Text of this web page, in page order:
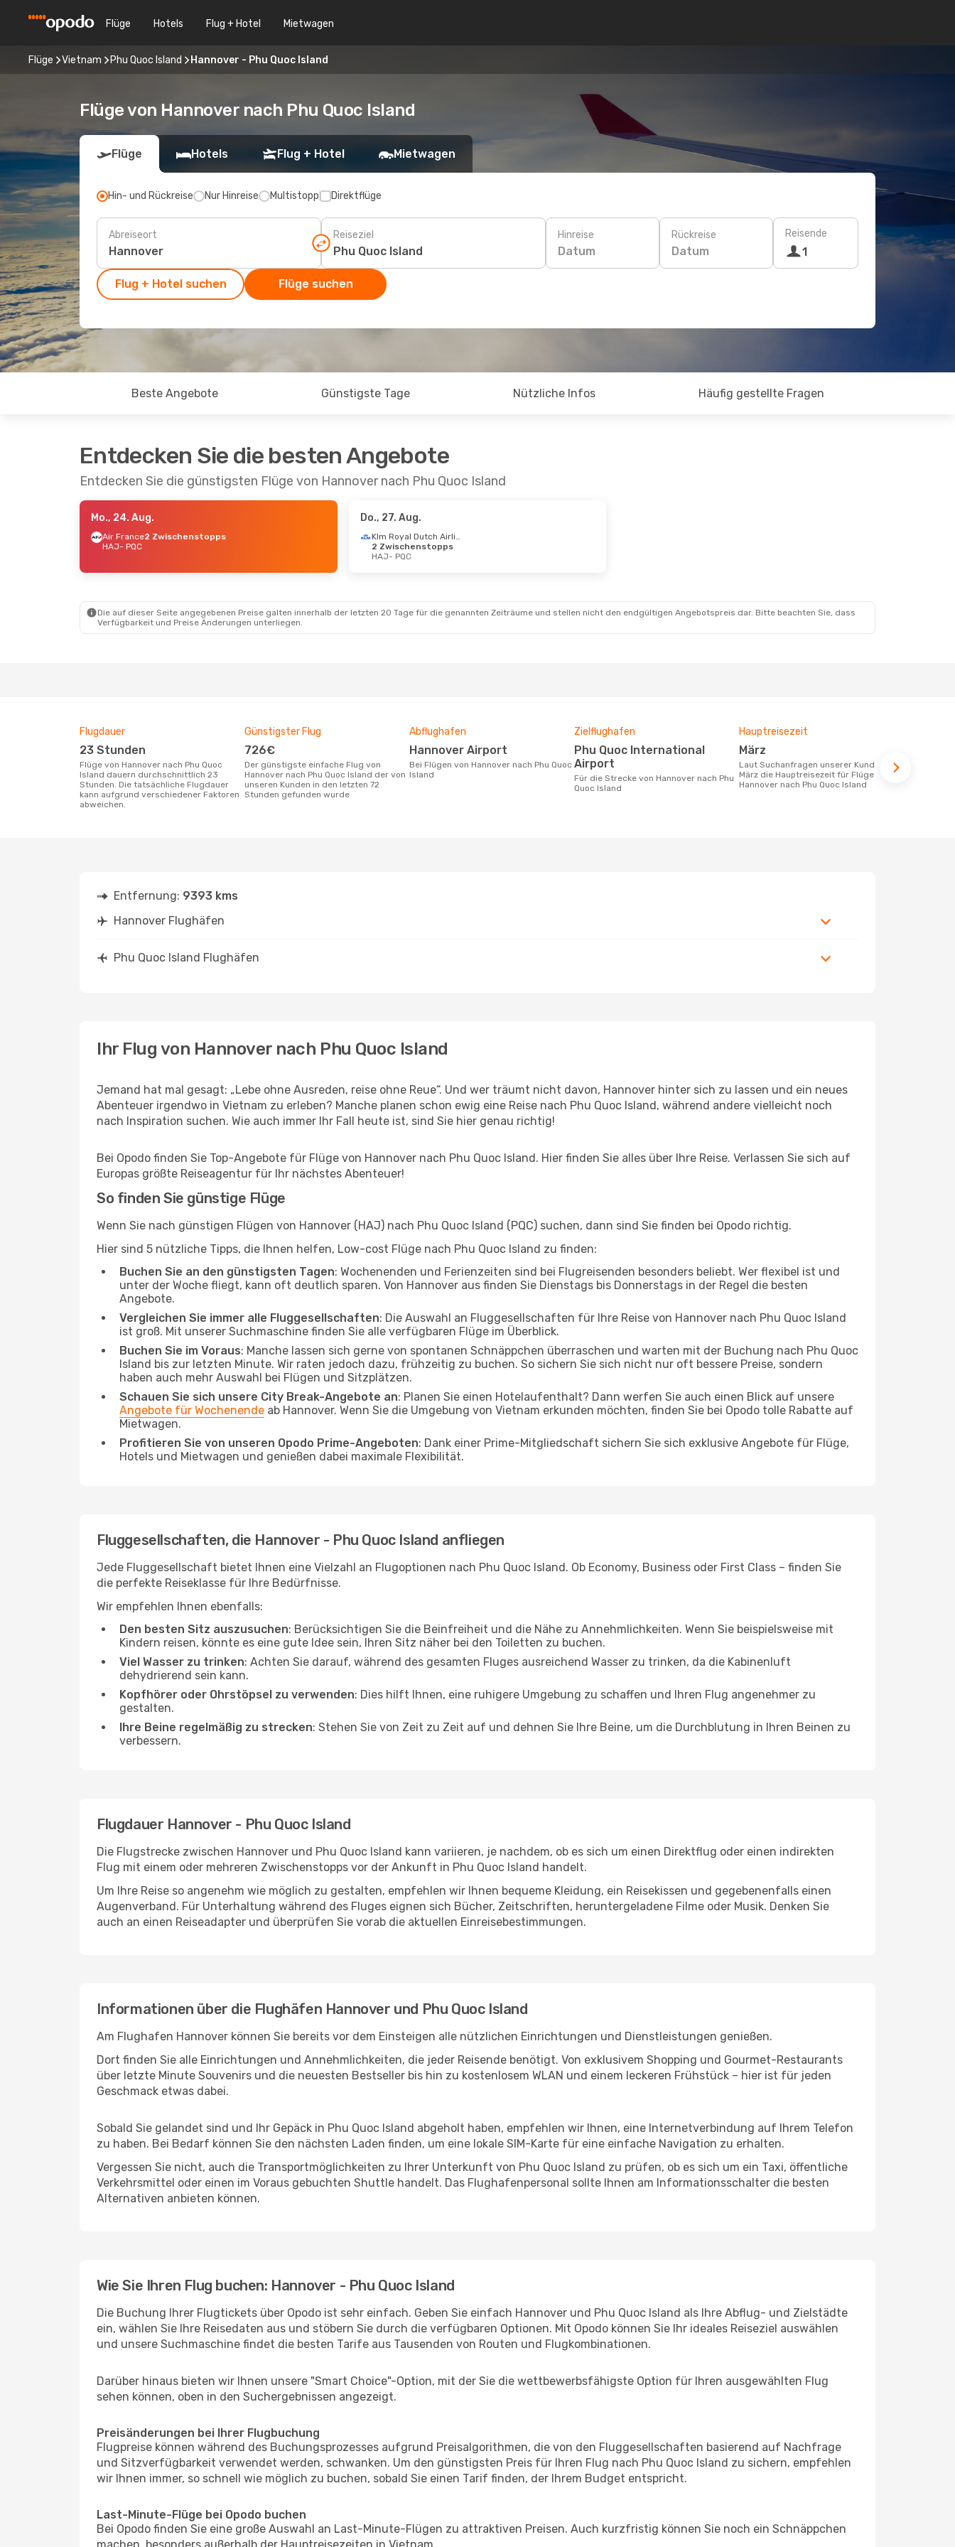
Flüge Hotels Flug + Hotel Mietwagen
Flüge Vietnam Phu Quoc Island Hannover - Phu Quoc Island
Flüge von Hannover nach Phu Quoc Island
Flüge Hotels Flug + Hotel Mietwagen
Hin- und Rückreise Nur Hinreise Multistopp Direktflüge
Abreiseort Reiseziel Hinreise
Datum
Rückreise
Datum
Reisende
1
Flug + Hotel suchen Flüge suchen
Beste Angebote Günstigste Tage Nützliche Infos Häufig gestellte Fragen
Entdecken Sie die besten Angebote
Entdecken Sie die günstigsten Flüge von Hannover nach Phu Quoc Island
Mo., 24. Aug.
Air France2 Zwischenstopps
HAJ- PQC
Do., 27. Aug.
Klm Royal Dutch Airlines
2 Zwischenstopps
HAJ- PQC
Die auf dieser Seite angegebenen Preise galten innerhalb der letzten 20 Tage für die genannten Zeiträume und stellen nicht den endgültigen Angebotspreis dar. Bitte beachten Sie, dass
Verfügbarkeit und Preise Änderungen unterliegen.
Flugdauer
23 Stunden
Flüge von Hannover nach Phu Quoc
Island dauern durchschnittlich 23
Stunden. Die tatsächliche Flugdauer
kann aufgrund verschiedener Faktoren
abweichen.
Günstigster Flug
726€
Der günstigste einfache Flug von
Hannover nach Phu Quoc Island der von
unseren Kunden in den letzten 72
Stunden gefunden wurde
Abflughafen
Hannover Airport
Bei Flügen von Hannover nach Phu Quoc
Island
Zielflughafen
Phu Quoc International
Airport
Für die Strecke von Hannover nach Phu
Quoc Island
Hauptreisezeit
März
Laut Suchanfragen unserer Kunden ist
März die Hauptreisezeit für Flüge von
Hannover nach Phu Quoc Island
Entfernung: 9393 kms
Hannover Flughäfen
Phu Quoc Island Flughäfen
Ihr Flug von Hannover nach Phu Quoc Island
Jemand hat mal gesagt: „Lebe ohne Ausreden, reise ohne Reue“. Und wer träumt nicht davon, Hannover hinter sich zu lassen und ein neues
Abenteuer irgendwo in Vietnam zu erleben? Manche planen schon ewig eine Reise nach Phu Quoc Island, während andere vielleicht noch
nach Inspiration suchen. Wie auch immer Ihr Fall heute ist, sind Sie hier genau richtig!
Bei Opodo finden Sie Top-Angebote für Flüge von Hannover nach Phu Quoc Island. Hier finden Sie alles über Ihre Reise. Verlassen Sie sich auf
Europas größte Reiseagentur für Ihr nächstes Abenteuer!
So finden Sie günstige Flüge
Wenn Sie nach günstigen Flügen von Hannover (HAJ) nach Phu Quoc Island (PQC) suchen, dann sind Sie finden bei Opodo richtig.
Hier sind 5 nützliche Tipps, die Ihnen helfen, Low-cost Flüge nach Phu Quoc Island zu finden:
Buchen Sie an den günstigsten Tagen: Wochenenden und Ferienzeiten sind bei Flugreisenden besonders beliebt. Wer flexibel ist und
unter der Woche fliegt, kann oft deutlich sparen. Von Hannover aus finden Sie Dienstags bis Donnerstags in der Regel die besten
Angebote.
Vergleichen Sie immer alle Fluggesellschaften: Die Auswahl an Fluggesellschaften für Ihre Reise von Hannover nach Phu Quoc Island
ist groß. Mit unserer Suchmaschine finden Sie alle verfügbaren Flüge im Überblick.
Buchen Sie im Voraus: Manche lassen sich gerne von spontanen Schnäppchen überraschen und warten mit der Buchung nach Phu Quoc
Island bis zur letzten Minute. Wir raten jedoch dazu, frühzeitig zu buchen. So sichern Sie sich nicht nur oft bessere Preise, sondern
haben auch mehr Auswahl bei Flügen und Sitzplätzen.
Schauen Sie sich unsere City Break-Angebote an: Planen Sie einen Hotelaufenthalt? Dann werfen Sie auch einen Blick auf unsere
Angebote für Wochenende ab Hannover. Wenn Sie die Umgebung von Vietnam erkunden möchten, finden Sie bei Opodo tolle Rabatte auf
Mietwagen.
Profitieren Sie von unseren Opodo Prime-Angeboten: Dank einer Prime-Mitgliedschaft sichern Sie sich exklusive Angebote für Flüge,
Hotels und Mietwagen und genießen dabei maximale Flexibilität.
Fluggesellschaften, die Hannover - Phu Quoc Island anfliegen
Jede Fluggesellschaft bietet Ihnen eine Vielzahl an Flugoptionen nach Phu Quoc Island. Ob Economy, Business oder First Class – finden Sie
die perfekte Reiseklasse für Ihre Bedürfnisse.
Wir empfehlen Ihnen ebenfalls:
Den besten Sitz auszusuchen: Berücksichtigen Sie die Beinfreiheit und die Nähe zu Annehmlichkeiten. Wenn Sie beispielsweise mit
Kindern reisen, könnte es eine gute Idee sein, Ihren Sitz näher bei den Toiletten zu buchen.
Viel Wasser zu trinken: Achten Sie darauf, während des gesamten Fluges ausreichend Wasser zu trinken, da die Kabinenluft
dehydrierend sein kann.
Kopfhörer oder Ohrstöpsel zu verwenden: Dies hilft Ihnen, eine ruhigere Umgebung zu schaffen und Ihren Flug angenehmer zu
gestalten.
Ihre Beine regelmäßig zu strecken: Stehen Sie von Zeit zu Zeit auf und dehnen Sie Ihre Beine, um die Durchblutung in Ihren Beinen zu
verbessern.
Flugdauer Hannover - Phu Quoc Island
Die Flugstrecke zwischen Hannover und Phu Quoc Island kann variieren, je nachdem, ob es sich um einen Direktflug oder einen indirekten
Flug mit einem oder mehreren Zwischenstopps vor der Ankunft in Phu Quoc Island handelt.
Um Ihre Reise so angenehm wie möglich zu gestalten, empfehlen wir Ihnen bequeme Kleidung, ein Reisekissen und gegebenenfalls einen
Augenverband. Für Unterhaltung während des Fluges eignen sich Bücher, Zeitschriften, heruntergeladene Filme oder Musik. Denken Sie
auch an einen Reiseadapter und überprüfen Sie vorab die aktuellen Einreisebestimmungen.
Informationen über die Flughäfen Hannover und Phu Quoc Island
Am Flughafen Hannover können Sie bereits vor dem Einsteigen alle nützlichen Einrichtungen und Dienstleistungen genießen.
Dort finden Sie alle Einrichtungen und Annehmlichkeiten, die jeder Reisende benötigt. Von exklusivem Shopping und Gourmet-Restaurants
über letzte Minute Souvenirs und die neuesten Bestseller bis hin zu kostenlosem WLAN und einem leckeren Frühstück – hier ist für jeden
Geschmack etwas dabei.
Sobald Sie gelandet sind und Ihr Gepäck in Phu Quoc Island abgeholt haben, empfehlen wir Ihnen, eine Internetverbindung auf Ihrem Telefon
zu haben. Bei Bedarf können Sie den nächsten Laden finden, um eine lokale SIM-Karte für eine einfache Navigation zu erhalten.
Vergessen Sie nicht, auch die Transportmöglichkeiten zu Ihrer Unterkunft von Phu Quoc Island zu prüfen, ob es sich um ein Taxi, öffentliche
Verkehrsmittel oder einen im Voraus gebuchten Shuttle handelt. Das Flughafenpersonal sollte Ihnen am Informationsschalter die besten
Alternativen anbieten können.
Wie Sie Ihren Flug buchen: Hannover - Phu Quoc Island
Die Buchung Ihrer Flugtickets über Opodo ist sehr einfach. Geben Sie einfach Hannover und Phu Quoc Island als Ihre Abflug- und Zielstädte
ein, wählen Sie Ihre Reisedaten aus und stöbern Sie durch die verfügbaren Optionen. Mit Opodo können Sie Ihr ideales Reiseziel auswählen
und unsere Suchmaschine findet die besten Tarife aus Tausenden von Routen und Flugkombinationen.
Darüber hinaus bieten wir Ihnen unsere "Smart Choice"-Option, mit der Sie die wettbewerbsfähigste Option für Ihren ausgewählten Flug
sehen können, oben in den Suchergebnissen angezeigt.
Preisänderungen bei Ihrer Flugbuchung
Flugpreise können während des Buchungsprozesses aufgrund Preisalgorithmen, die von den Fluggesellschaften basierend auf Nachfrage
und Sitzverfügbarkeit verwendet werden, schwanken. Um den günstigsten Preis für Ihren Flug nach Phu Quoc Island zu sichern, empfehlen
wir Ihnen immer, so schnell wie möglich zu buchen, sobald Sie einen Tarif finden, der Ihrem Budget entspricht.
Last-Minute-Flüge bei Opodo buchen
Bei Opodo finden Sie eine große Auswahl an Last-Minute-Flügen zu attraktiven Preisen. Auch kurzfristig können Sie noch ein Schnäppchen